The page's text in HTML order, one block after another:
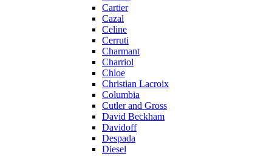
Cartier
Cazal
Celine
Cerruti
Charmant
Charriol
Chloe
Christian Lacroix
Columbia
Cutler and Gross
David Beckham
Davidoff
Despada
Diesel